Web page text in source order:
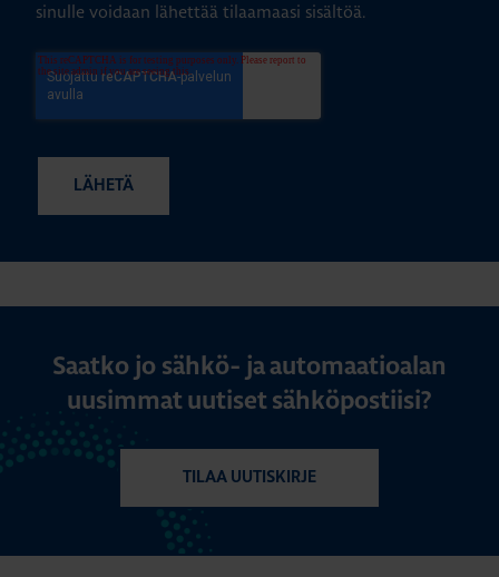
sinulle voidaan lähettää tilaamaasi sisältöä.
Saatko jo sähkö- ja automaatioalan
uusimmat uutiset sähköpostiisi?
TILAA UUTISKIRJE